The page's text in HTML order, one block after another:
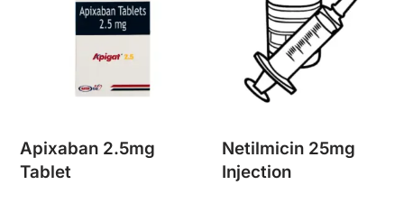
Apixaban 2.5mg
Tablet
Netilmicin 25mg
Injection